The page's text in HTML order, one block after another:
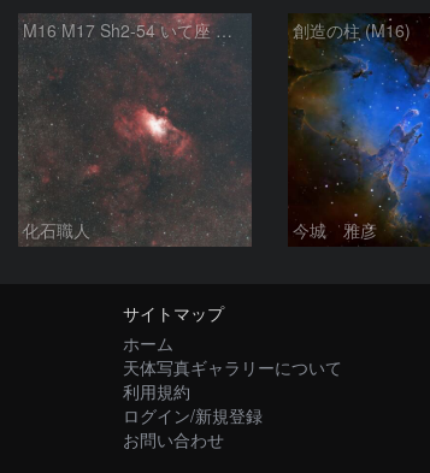
M16 M17 Sh2-54 いて座 へび座
化石職人
創造の柱 (M16)
今城 雅彦
サイトマップ
ホーム
天体写真ギャラリーについて
利用規約
ログイン/新規登録
お問い合わせ